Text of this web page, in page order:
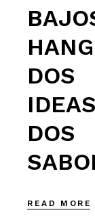
DOS
DOS
READ MORE